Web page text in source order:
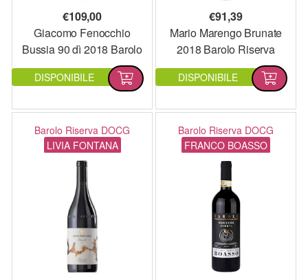
€109,00
Giacomo Fenocchio
Bussia 90 dì 2018 Barolo
Riserva DOCG
DISPONIBILE
€91,39
Mario Marengo Brunate
2018 Barolo Riserva
DOCG
DISPONIBILE
Barolo Riserva DOCG
LIVIA FONTANA
Barolo Riserva DOCG
FRANCO BOASSO